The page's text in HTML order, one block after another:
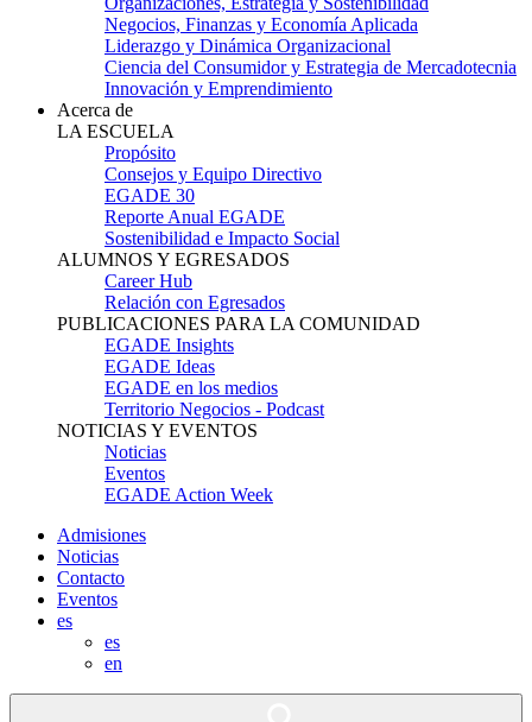
Negocios, Finanzas y Economía Aplicada
Liderazgo y Dinámica Organizacional
Ciencia del Consumidor y Estrategia de Mercadotecnia
Innovación y Emprendimiento
Acerca de
LA ESCUELA
Propósito
Consejos y Equipo Directivo
EGADE 30
Reporte Anual EGADE
Sostenibilidad e Impacto Social
ALUMNOS Y EGRESADOS
Career Hub
Relación con Egresados
PUBLICACIONES PARA LA COMUNIDAD
EGADE Insights
EGADE Ideas
EGADE en los medios
Territorio Negocios - Podcast
NOTICIAS Y EVENTOS
Noticias
Eventos
EGADE Action Week
Admisiones
Noticias
Contacto
Eventos
es
es
en